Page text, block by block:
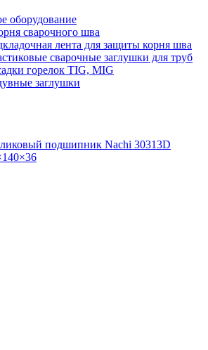
оборудование
сварочного шва
лента для защиты корня шва
сварочные заглушки для труб
горелок TIG, MIG
заглушки
подшипник Nachi 30313D